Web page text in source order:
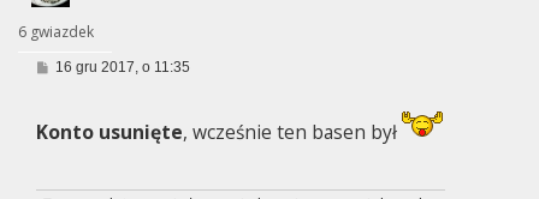
6 gwiazdek
P16 gru 2017, o 11:35
Konto usunięte, wcześnie ten basen był